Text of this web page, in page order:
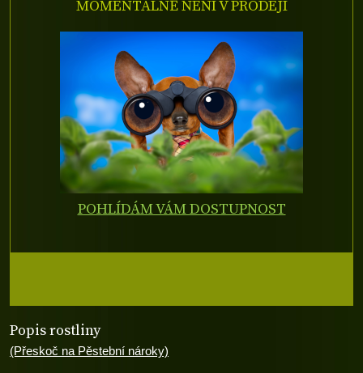
Popis rostliny
(Přeskoč na Pěstební nároky)
MOMENTÁLNĚ NENÍ V PRODEJI
POHLÍDÁM VÁM DOSTUPNOST